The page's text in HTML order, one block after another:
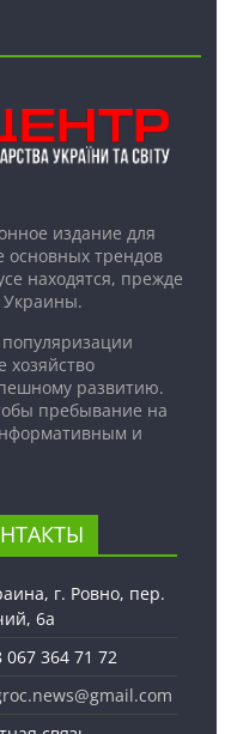
издание для
основных трендов
находятся, прежде
Украины.
хозяйство
развитию.
пребывание на
и
г. Ровно, пер.
6а
067 364 71 72